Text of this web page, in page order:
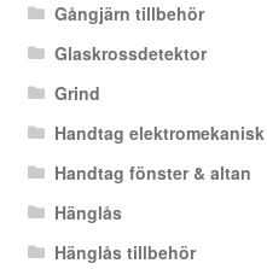
Gångjärn tillbehör
Glaskrossdetektor
Grind
Handtag elektromekanisk
Handtag fönster & altan
Hänglås
Hänglås tillbehör